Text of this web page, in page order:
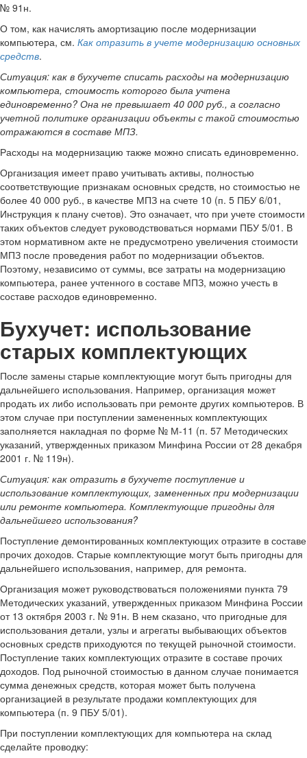
№ 91н.
О том, как начислять амортизацию после модернизации
компьютера, см. Как отразить в учете модернизацию основных
средств.
Ситуация: как в бухучете списать расходы на модернизацию
компьютера, стоимость которого была учтена
единовременно? Она не превышает 40 000 руб., а согласно
учетной политике организации объекты с такой стоимостью
отражаются в составе МПЗ.
Расходы на модернизацию также можно списать единовременно.
Организация имеет право учитывать активы, полностью
соответствующие признакам основных средств, но стоимостью не
более 40 000 руб., в качестве МПЗ на счете 10 (п. 5 ПБУ 6/01,
Инструкция к плану счетов). Это означает, что при учете стоимости
таких объектов следует руководствоваться нормами ПБУ 5/01. В
этом нормативном акте не предусмотрено увеличения стоимости
МПЗ после проведения работ по модернизации объектов.
Поэтому, независимо от суммы, все затраты на модернизацию
компьютера, ранее учтенного в составе МПЗ, можно учесть в
составе расходов единовременно.
Бухучет: использование
старых комплектующих
После замены старые комплектующие могут быть пригодны для
дальнейшего использования. Например, организация может
продать их либо использовать при ремонте других компьютеров. В
этом случае при поступлении замененных комплектующих
заполняется накладная по форме № М-11 (п. 57 Методических
указаний, утвержденных приказом Минфина России от 28 декабря
2001 г. № 119н).
Ситуация: как отразить в бухучете поступление и
использование комплектующих, замененных при модернизации
или ремонте компьютера. Комплектующие пригодны для
дальнейшего использования?
Поступление демонтированных комплектующих отразите в составе
прочих доходов. Старые комплектующие могут быть пригодны для
дальнейшего использования, например, для ремонта.
Организация может руководствоваться положениями пункта 79
Методических указаний, утвержденных приказом Минфина России
от 13 октября 2003 г. № 91н. В нем сказано, что пригодные для
использования детали, узлы и агрегаты выбывающих объектов
основных средств приходуются по текущей рыночной стоимости.
Поступление таких комплектующих отразите в составе прочих
доходов. Под рыночной стоимостью в данном случае понимается
сумма денежных средств, которая может быть получена
организацией в результате продажи комплектующих для
компьютера (п. 9 ПБУ 5/01).
При поступлении комплектующих для компьютера на склад
сделайте проводку: